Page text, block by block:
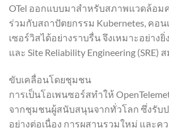
OTel ออกแบบมาสำหรับสภาพแวดล้อม
ร่วมกับสถาปัตยกรรม Kubernetes, คอ
เซอร์วิสได้อย่างราบรื่น จึงเหมาะอย่าง
และ Site Reliability Engineering (SRE)
ขับเคลื่อนโดยชุมชน
การเป็นโอเพนซอร์สทำให้
จากชุมชนผู้สนับสนุนจากทั่วโลก ซึ่งรับ
อย่างต่อเนื่อง การผสานรวมใหม่ และค